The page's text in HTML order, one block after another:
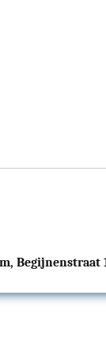
Begijnenstraat